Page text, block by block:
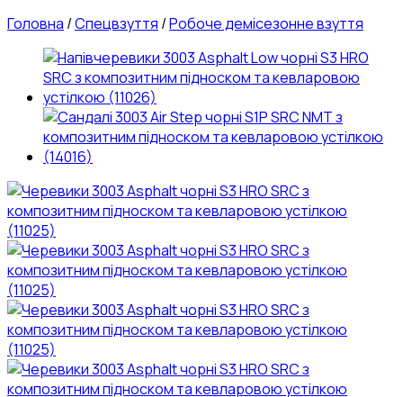
Головна /Спецвзуття /Робоче демісезонне взуття